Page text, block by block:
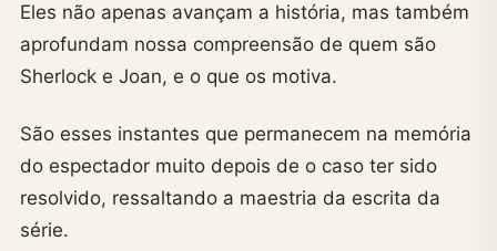
Eles não apenas avançam a história, mas também
aprofundam nossa compreensão de quem são
Sherlock e Joan, e o que os motiva.
São esses instantes que permanecem na memória
do espectador muito depois de o caso ter sido
resolvido, ressaltando a maestria da escrita da
série.